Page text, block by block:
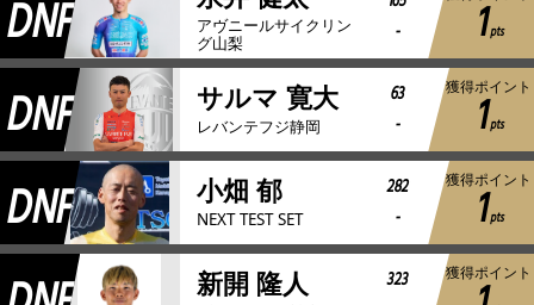
DNF
アヴニールサイクリン
グ山梨
-
1pts
DNF サルマ 寛大
レバンテフジ静岡
63
-
獲得ポイント
1pts
DNF 小畑 郁
NEXT TEST SET
282
-
獲得ポイント
1pts
新開 隆人
323
獲得ポイント